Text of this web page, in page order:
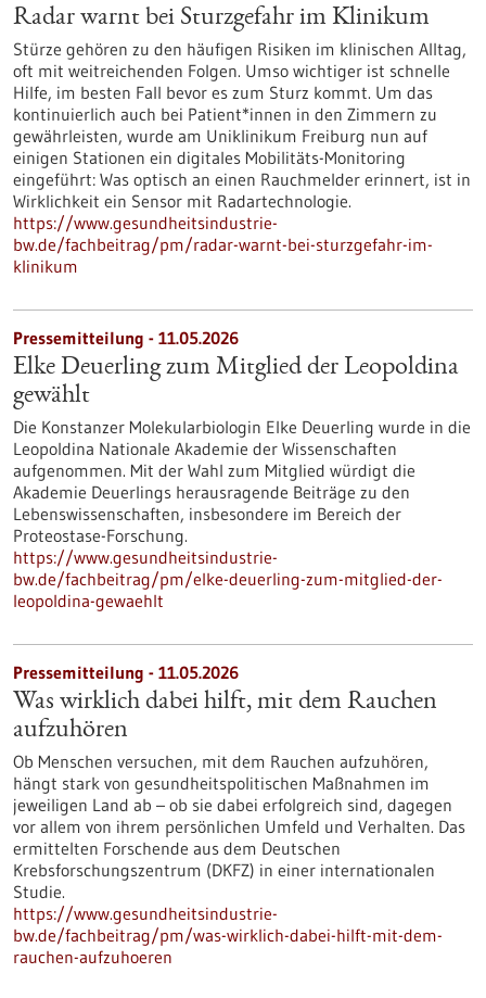
Radar warnt bei Sturzgefahr im Klinikum
Stürze gehören zu den häufigen Risiken im klinischen Alltag,
oft mit weitreichenden Folgen. Umso wichtiger ist schnelle
Hilfe, im besten Fall bevor es zum Sturz kommt. Um das
kontinuierlich auch bei Patient*innen in den Zimmern zu
gewährleisten, wurde am Uniklinikum Freiburg nun auf
einigen Stationen ein digitales Mobilitäts-Monitoring
eingeführt: Was optisch an einen Rauchmelder erinnert, ist in
Wirklichkeit ein Sensor mit Radartechnologie.
https://www.gesundheitsindustrie-
bw.de/fachbeitrag/pm/radar-warnt-bei-sturzgefahr-im-
klinikum
Pressemitteilung - 11.05.2026
Elke Deuerling zum Mitglied der Leopoldina
gewählt
Die Konstanzer Molekularbiologin Elke Deuerling wurde in die
Leopoldina Nationale Akademie der Wissenschaften
aufgenommen. Mit der Wahl zum Mitglied würdigt die
Akademie Deuerlings herausragende Beiträge zu den
Lebenswissenschaften, insbesondere im Bereich der
Proteostase-Forschung.
https://www.gesundheitsindustrie-
bw.de/fachbeitrag/pm/elke-deuerling-zum-mitglied-der-
leopoldina-gewaehlt
Pressemitteilung - 11.05.2026
Was wirklich dabei hilft, mit dem Rauchen
aufzuhören
Ob Menschen versuchen, mit dem Rauchen aufzuhören,
hängt stark von gesundheitspolitischen Maßnahmen im
jeweiligen Land ab – ob sie dabei erfolgreich sind, dagegen
vor allem von ihrem persönlichen Umfeld und Verhalten. Das
ermittelten Forschende aus dem Deutschen
Krebsforschungszentrum (DKFZ) in einer internationalen
Studie.
https://www.gesundheitsindustrie-
bw.de/fachbeitrag/pm/was-wirklich-dabei-hilft-mit-dem-
rauchen-aufzuhoeren